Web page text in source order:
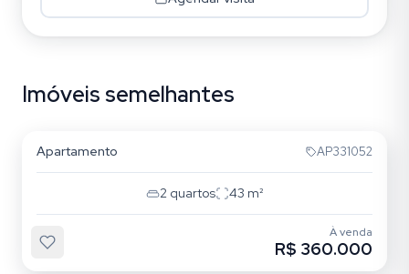
Imóveis semelhantes
Parque da Mooca
Apartamento AP331052
2 quartos 43 m²
À venda
R$ 360.000